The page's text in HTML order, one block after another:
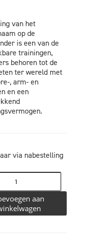
van het
op de
is een van de
trainingen,
behoren tot de
ter wereld met
, arm- en
en een
via nabestelling
aan